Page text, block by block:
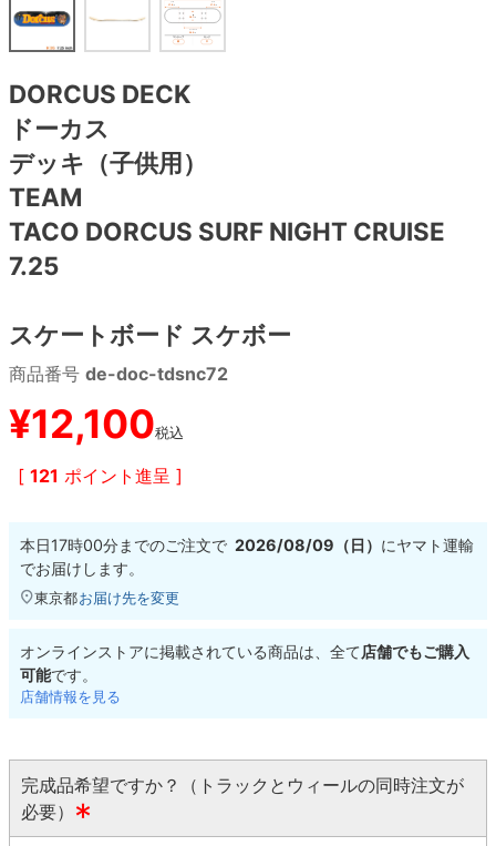
DORCUS DECK
ドーカス
デッキ（子供用）
TEAM
TACO DORCUS SURF NIGHT CRUISE
7.25
スケートボード スケボー
商品番号 de-doc-tdsnc72
¥12,100税込
[ 121 ポイント進呈 ]
本日17時00分までのご注文で 2026/08/09（日） にヤマト運輸
でお届けします。
東京都お届け先を変更
オンラインストアに掲載されている商品は、全て店舗でもご購入
可能です。
店舗情報を見る
完成品希望ですか？（トラックとウィールの同時注文が
必要）
8.6inch
8.7inch
8.8inch
8.9inch
9.0inch以上
シェイプデッキ
高性能デッキ
8.7inch
8.8inch
8.9inch
9.0inch以上
70mm
72mm
75mm
110mm
メディア（雑誌・DVD・CD）
28.5cm
29cm
29.5cm
30cm
アンダーウエア
サイズの測り方